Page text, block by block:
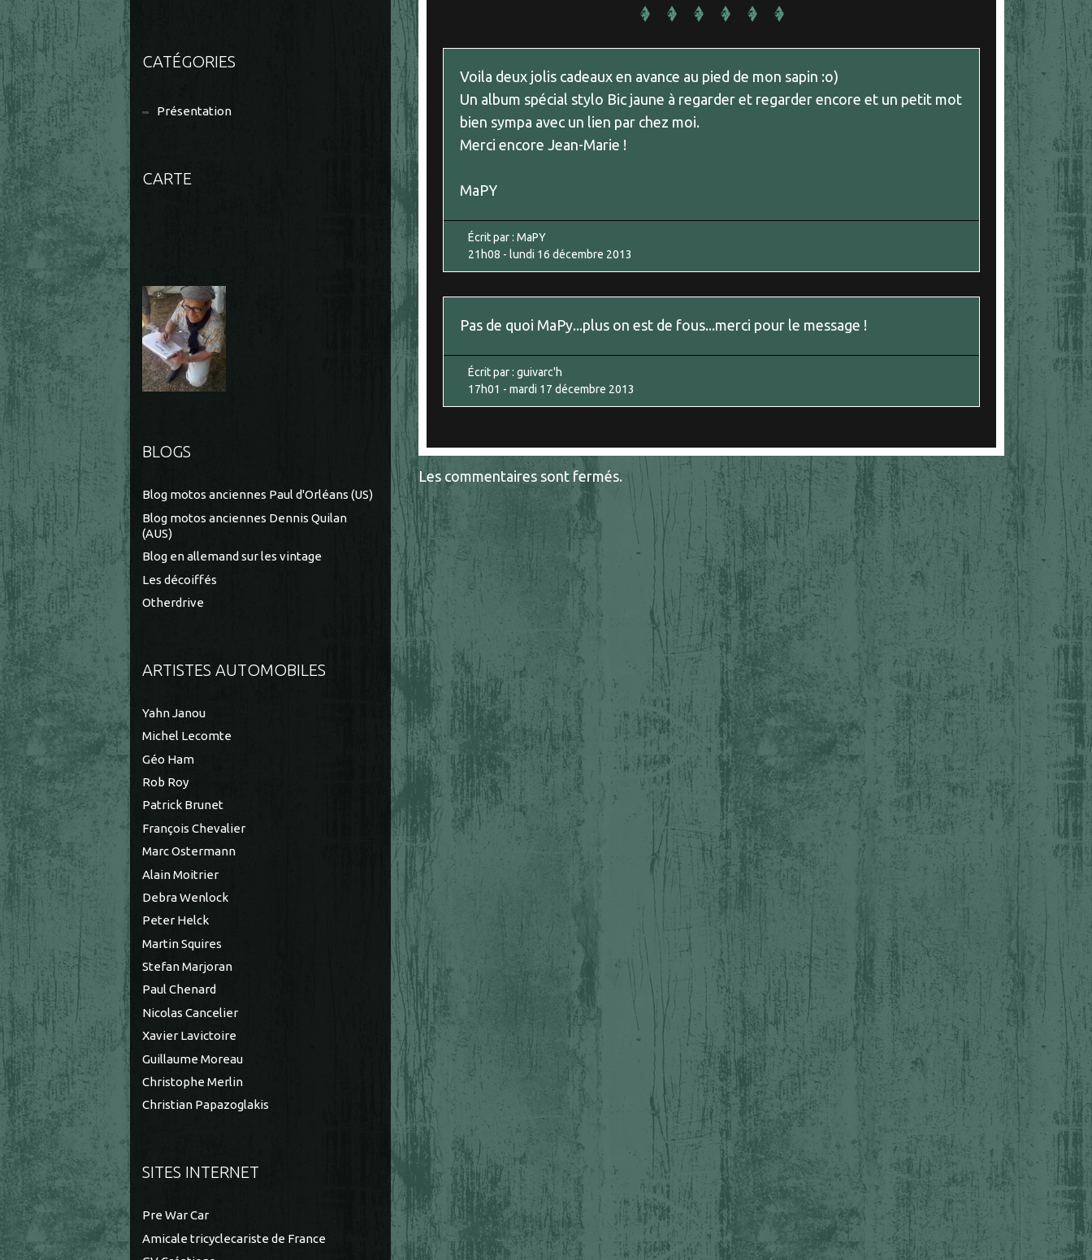
CATÉGORIES
Présentation
CARTE
BLOGS
Blog motos anciennes Paul d'Orléans (US)
Blog motos anciennes Dennis Quilan
(AUS)
Blog en allemand sur les vintage
Les décoiffés
Otherdrive
ARTISTES AUTOMOBILES
Yahn Janou
Michel Lecomte
Géo Ham
Rob Roy
Patrick Brunet
François Chevalier
Marc Ostermann
Alain Moitrier
Debra Wenlock
Peter Helck
Martin Squires
Stefan Marjoran
Paul Chenard
Nicolas Cancelier
Xavier Lavictoire
Guillaume Moreau
Christophe Merlin
Christian Papazoglakis
SITES INTERNET
Pre War Car
Amicale tricyclecariste de France
Voila deux jolis cadeaux en avance au pied de mon sapin :o)
Un album spécial stylo Bic jaune à regarder et regarder encore et un petit mot
bien sympa avec un lien par chez moi.
Merci encore Jean-Marie !
MaPY
Écrit par :MaPY
21h08 - lundi 16 décembre 2013
Pas de quoi MaPy...plus on est de fous...merci pour le message !
Écrit par :guivarc'h
17h01 -mardi 17 décembre 2013
Les commentaires sont fermés.